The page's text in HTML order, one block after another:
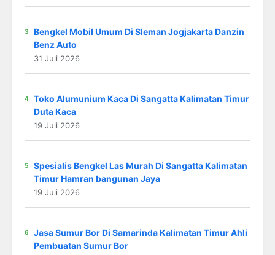
Bengkel Mobil Umum Di Sleman Jogjakarta Danzin
Benz Auto
31 Juli 2026
Toko Alumunium Kaca Di Sangatta Kalimatan Timur
Duta Kaca
19 Juli 2026
Spesialis Bengkel Las Murah Di Sangatta Kalimatan
Timur Hamran bangunan Jaya
19 Juli 2026
Jasa Sumur Bor Di Samarinda Kalimatan Timur Ahli
Pembuatan Sumur Bor